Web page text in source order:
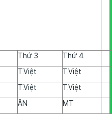
Thứ 3
Thứ 4
T.Việt
T.Việt
T.Việt
T.Việt
ÂN
MT